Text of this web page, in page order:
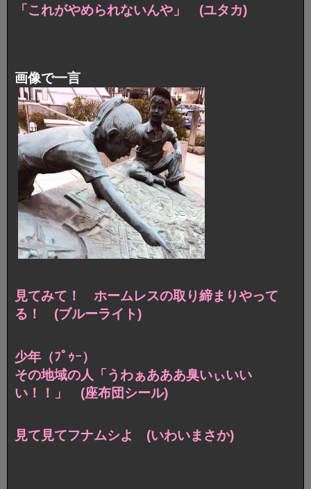
「これがやめられないんや」 (ユタカ)
画像で一言
見てみて！ ホームレスの取り締まりやって
る！ (ブルーライト)
少年（ﾌﾟｩｰ）
その地域の人「うわぁあああ臭いぃいい
い！！」 (座布団シール)
見て見てフナムシよ (いわいまさか)